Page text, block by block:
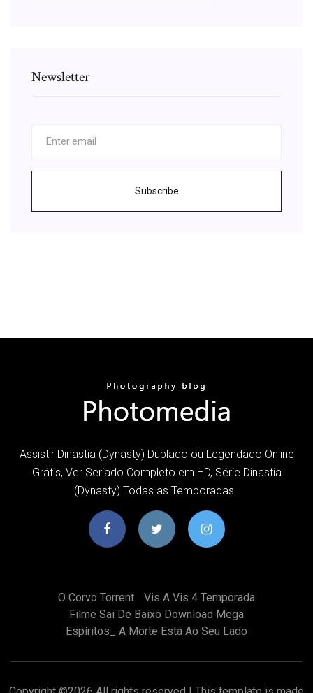
Newsletter
Subscribe
Assistir Dinastia (Dynasty) Dublado ou Legendado Online
Grátis, Ver Seriado Completo em HD, Série Dinastia
(Dynasty) Todas as Temporadas .
O Corvo Torrent
Vis A Vis 4 Temporada
Filme Sai De Baixo Download Mega
Espíritos_ A Morte Está Ao Seu Lado